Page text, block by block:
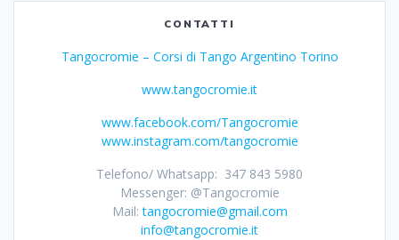
CONTATTI
Tangocromie – Corsi di Tango Argentino Torino
www.tangocromie.it
www.facebook.com/Tangocromie
www.instagram.com/tangocromie
Telefono/ Whatsapp: 347 843 5980
Messenger: @Tangocromie
Mail:tangocromie@gmail.com
info@tangocromie.it